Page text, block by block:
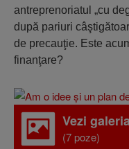
antreprenoriatul „cu
după pariuri
de precauţie. Este
finanţare?
Vezi
(7 poze)